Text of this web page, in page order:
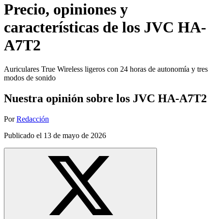
Precio, opiniones y
características de los JVC HA-
A7T2
Auriculares True Wireless ligeros con 24 horas de autonomía y tres
modos de sonido
Nuestra opinión sobre los JVC HA-A7T2
Por Redacción
Publicado el 13 de mayo de 2026